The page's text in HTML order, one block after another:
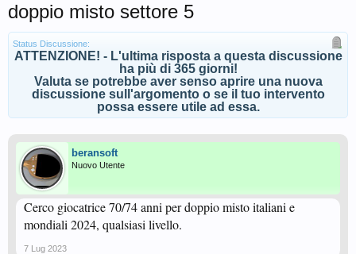
doppio misto settore 5
Status Discussione:
ATTENZIONE! - L'ultima risposta a questa discussione
ha più di 365 giorni!
Valuta se potrebbe aver senso aprire una nuova
discussione sull'argomento o se il tuo intervento
possa essere utile ad essa.
beransoft
Nuovo Utente
Cerco giocatrice 70/74 anni per doppio misto italiani e
mondiali 2024, qualsiasi livello.
7 Lug 2023